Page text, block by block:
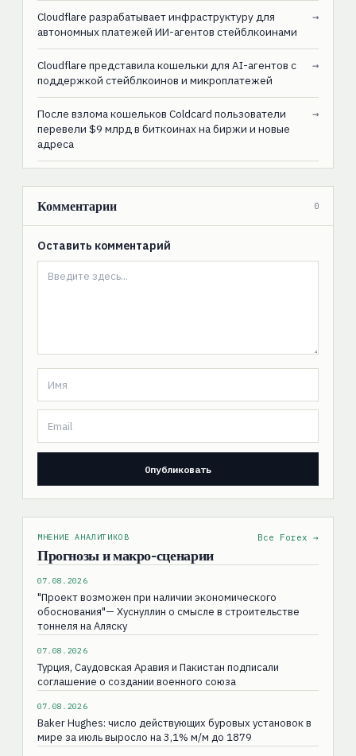
Cloudflare разрабатывает инфраструктуру для
автономных платежей ИИ-агентов стейблкоинами
→
Cloudflare представила кошельки для AI-агентов с
поддержкой стейблкоинов и микроплатежей
→
После взлома кошельков Coldcard пользователи
перевели $9 млрд в биткоинах на биржи и новые
адреса
→
Комментарии 0
Оставить комментарий
МНЕНИЕ АНАЛИТИКОВ
Прогнозы и макро-сценарии
Все Forex →
07.08.2026
"Проект возможен при наличии экономического
обоснования"— Хуснуллин о смысле в строительстве
тоннеля на Аляску
07.08.2026
Турция, Саудовская Аравия и Пакистан подписали
соглашение о создании военного союза
07.08.2026
Baker Hughes: число действующих буровых установок в
мире за июль выросло на 3,1% м/м до 1879